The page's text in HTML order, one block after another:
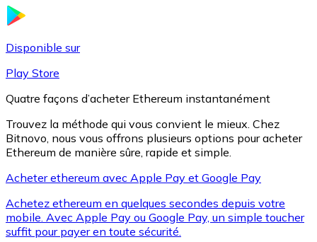
XRP
XRP
Disponible sur
Play Store
Quatre façons d’acheter Ethereum instantanément
Trouvez la méthode qui vous convient le mieux. Chez
Bitnovo, nous vous offrons plusieurs options pour acheter
Ethereum de manière sûre, rapide et simple.
Acheter ethereum avec Apple Pay et Google Pay
Achetez ethereum en quelques secondes depuis votre
mobile. Avec Apple Pay ou Google Pay, un simple toucher
suffit pour payer en toute sécurité.